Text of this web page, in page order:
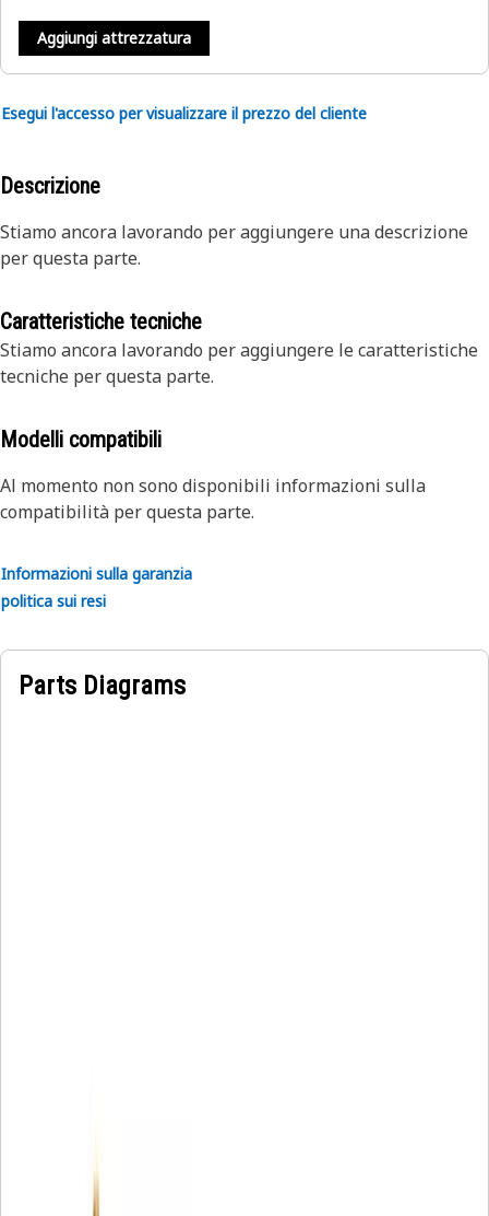
Aggiungi attrezzatura
Esegui l'accesso per visualizzare il prezzo del cliente
Descrizione
Stiamo ancora lavorando per aggiungere una descrizione
per questa parte.
Caratteristiche tecniche
Stiamo ancora lavorando per aggiungere le caratteristiche
tecniche per questa parte.
Modelli compatibili
Al momento non sono disponibili informazioni sulla
compatibilità per questa parte.
Informazioni sulla garanzia
politica sui resi
Parts Diagrams